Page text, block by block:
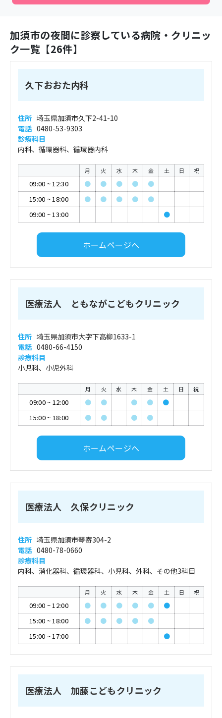
加須市の夜間に診察している病院・クリニッ
ク一覧【26件】
久下おおた内科
住所 埼玉県加須市久下2-41-10
電話 0480-53-9303
診療科目
内科、循環器科、循環器内科
月 火 水 木 金 土 日 祝
09:00 ~12:30 ● ● ● ●
●
15:00 ~18:00 ● ● ● ●
●
09:00 ~13:00 ●
ホームページへ
医療法人 ともながこどもクリニック
住所 埼玉県加須市大字下高柳1633-1
電話 0480-66-4150
診療科目
小児科、小児外科
月 火 水 木 金 土 日 祝
09:00~ 12:00 ● ● ● ●
●
15:00~ 18:00 ● ● ● ●
ホームページへ
医療法人 久保クリニック
住所 埼玉県加須市琴寄304-2
電話 0480-78-0660
診療科目
内科、消化器科、循環器科、小児科、外科、その他3科目
月 火 水 木 金 土 日 祝
09:00 ~12:00 ● ● ● ● ●
●
15:00 ~18:00 ● ● ● ●
●
15:00 ~17:00 ●
医療法人 加藤こどもクリニック